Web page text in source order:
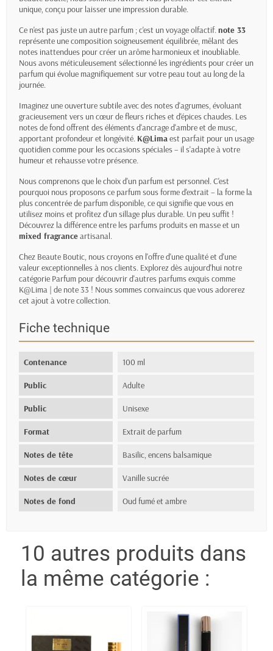
unique, conçu pour laisser une impression durable.
Ce n'est pas juste un autre parfum ; c'est un voyage olfactif.note 33
représente une composition soigneusement équilibrée, mêlant des
notes inattendues pour créer un arôme harmonieux et inoubliable.
Nous avons méticuleusement sélectionné les ingrédients pour créer un
parfum qui évolue magnifiquement sur votre peau tout au long de la
journée.
Imaginez une ouverture subtile avec des notes d'agrumes, évoluant
gracieusement vers un cœur de fleurs riches et d'épices chaudes. Les
notes de fond offrent des éléments d'ancrage d'ambre et de musc,
apportant profondeur et longévité. K@Limaest parfait pour un usage
quotidien comme pour les occasions spéciales – il s'adapte à votre
humeur et rehausse votre présence.
Nous comprenons que le choix d'un parfum est personnel. C'est
pourquoi nous proposons ce parfum sous forme d'extrait – la forme la
plus concentrée de parfum disponible, ce qui signifie que vous en
utilisez moins et profitez d'un sillage plus durable. Un peu suffit !
Découvrez la différence entre les parfums produits en masse et un
mixed fragranceartisanal.
Chez Beaute Boutic, nous croyons en l'offre d'une qualité et d'une
valeur exceptionnelles à nos clients. Explorez dès aujourd'hui notre
catégorie Parfum pour découvrir d'autres parfums exquis comme
K@Lima | de note 33 ! Nous sommes convaincus que vous adorerez
cet ajout à votre collection.
Fiche technique
Contenance 100 ml
Public Adulte
Public Unisexe
Format Extrait de parfum
Notes de tête Basilic, encens balsamique
Notes de cœur Vanille sucrée
Notes de fond Oud fumé et ambre
10 autres produits dans
la même catégorie :